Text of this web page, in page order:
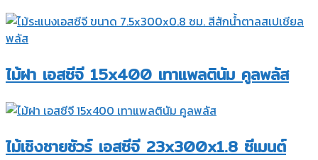
ไม้ฝา เอสซีจี 15x400 เทาแพลตินัม คูลพลัส
ไม้เชิงชายชัวร์ เอสซีจี 23x300x1.8 ซีเมนต์